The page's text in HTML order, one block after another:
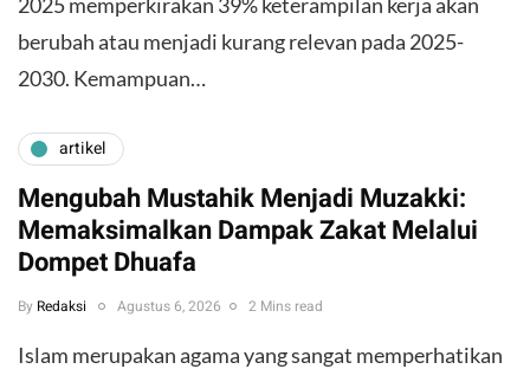
berubah atau menjadi kurang relevan pada 2025-
2030. Kemampuan…
artikel
Mengubah Mustahik Menjadi Muzakki:
Memaksimalkan Dampak Zakat Melalui
Dompet Dhuafa
By Redaksi Agustus 6, 2026 2 Mins read
Islam merupakan agama yang sangat memperhatikan